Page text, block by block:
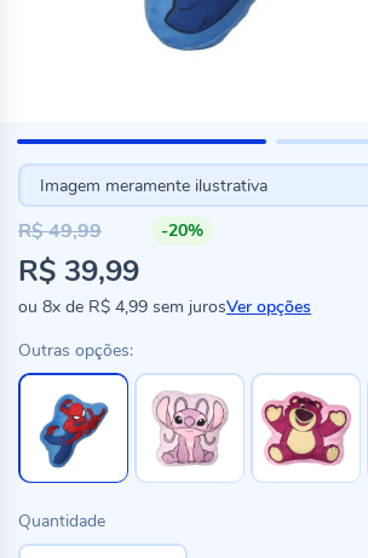
Imagem meramente ilustrativa
-20%
Preço
especial
R$ 39,99
R$ 49,99
ou 8x de R$ 4,99 sem jurosVer opções
Outras opções:
Quantidade